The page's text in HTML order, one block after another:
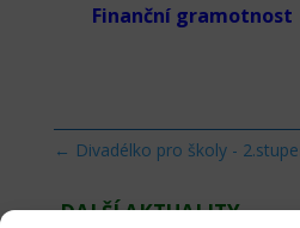
Finanční gramotnost
← Divadélko pro školy -
DALŠÍ AKTUALITY